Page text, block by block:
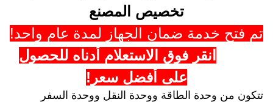
تخصيص المصنع
تم فتح خدمة ضمان الجهاز لمدة عام واحد!
انقر فوق الاستعلام أدناه للحصول
على أفضل سعر!
تتكون من وحدة الطاقة ووحدة النقل ووحدة السفر